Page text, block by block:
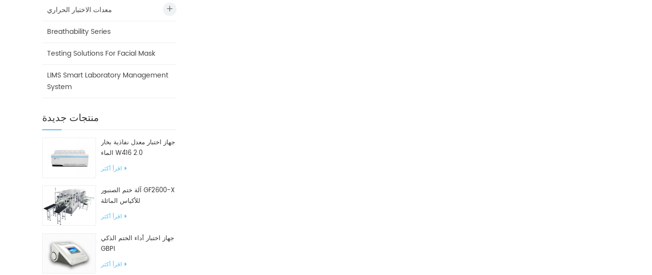
معدات الاختبار الحراري
Breathability Series
Testing Solutions For Facial Mask
LIMS Smart Laboratory Management
System
منتجات جديدة
جهاز اختبار معدل نفاذية بخار
الماء W416 2.0
اقرأ أكثر
آلة ختم الصنبور GF2600-X
للأكياس المائلة
اقرأ أكثر
جهاز اختبار أداء الختم الذكي
GBPI
اقرأ أكثر